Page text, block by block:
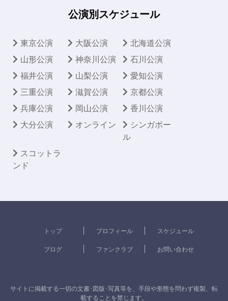
公演別スケジュール
東京公演 大阪公演
北海道公演
山形公演
神奈川公演
石川公演
福井公演
山梨公演
愛知公演
三重公演
滋賀公演
京都公演
兵庫公演
岡山公演
香川公演
大分公演
オンライン
シンガポー
ル
スコットラ
ンド
トップ プロフィール スケジュール
ブログ ファンクラブ お問い合わせ
サイトに掲載する一切の文書･図版･写真等を、手段や形態を問わず複製、転
載することを禁じます。